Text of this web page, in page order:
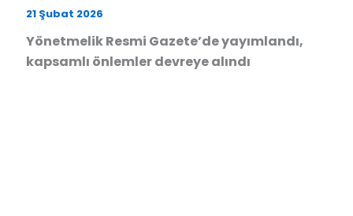
21 Şubat 2026
Yönetmelik Resmi Gazete’de yayımlandı,
kapsamlı önlemler devreye alındı